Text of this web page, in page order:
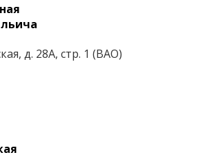
д. 28А, стр. 1 (ВАО)